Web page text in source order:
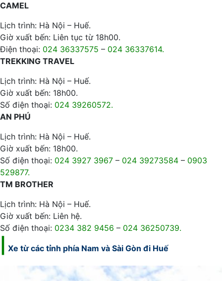
CAMEL
Lịch trình: Hà Nội – Huế.
Giờ xuất bến: Liên tục từ 18h00.
Điện thoại: 024 36337575 – 024 36337614.
TREKKING TRAVEL
Lịch trình: Hà Nội – Huế.
Giờ xuất bến: 18h00.
Số điện thoại: 024 39260572.
AN PHÚ
Lịch trình: Hà Nội – Huế.
Giờ xuất bến: 18h00.
Số điện thoại: 024 3927 3967 – 024 39273584 – 0903
529877.
TM BROTHER
Lịch trình: Hà Nội – Huế.
Giờ xuất bến: Liên hệ.
Số điện thoại: 0234 382 9456 – 024 36250739.
Xe từ các tỉnh phía Nam và Sài Gòn đi Huế